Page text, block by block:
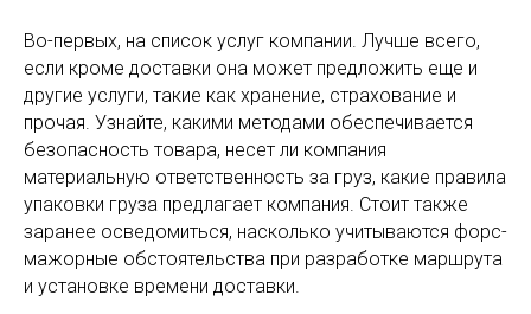
Во-первых, на список услуг компании. Лучше всего,
если кроме доставки она может предложить еще и
другие услуги, такие как хранение, страхование и
прочая. Узнайте, какими методами обеспечивается
безопасность товара, несет ли компания
материальную ответственность за груз, какие правила
упаковки груза предлагает компания. Стоит также
заранее осведомиться, насколько учитываются форс-
мажорные обстоятельства при разработке маршрута
и установке времени доставки.